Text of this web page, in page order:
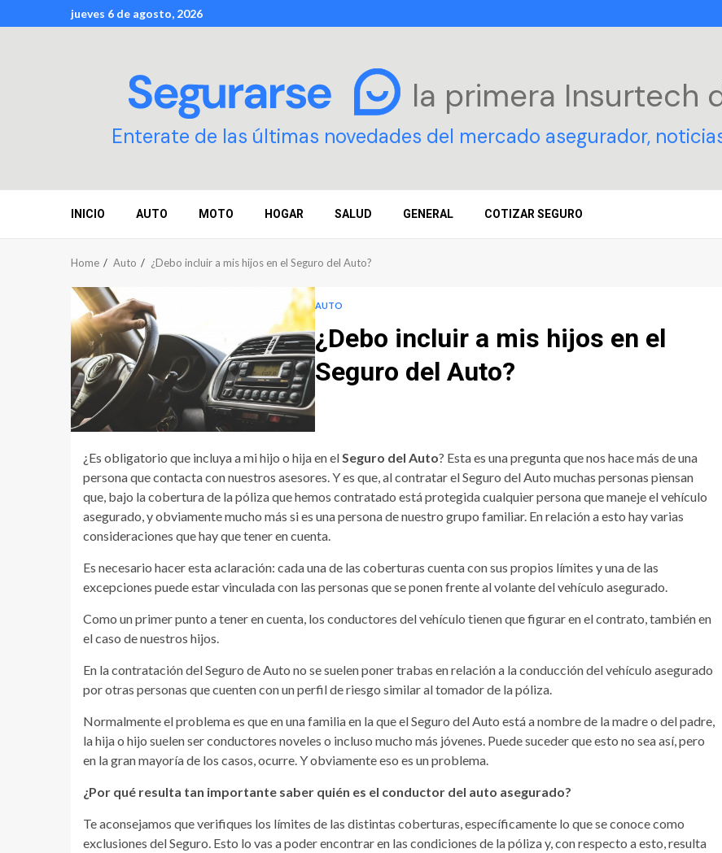
to
jueves 6 de agosto, 2026
la primera Insurtech
Enterate de las últimas novedades del mercado asegurador,
INICIO AUTO MOTO HOGAR SALUD GENERAL COTIZAR SEGURO
Home Auto ¿Debo incluir a mis hijos en el Seguro del Auto?
AUTO
¿Debo incluir a mis hijos en el
Seguro del Auto?
¿Es obligatorio que incluya a mi hijo o hija en elSeguro del Auto? Esta es una pregunta que nos hace más de una
persona que contacta con nuestros asesores. Y es que, al contratar el Seguro del Auto muchas personas piensan
que, bajo la cobertura de la póliza que hemos contratado está protegida cualquier persona que maneje el vehículo
asegurado, y obviamente mucho más si es una persona de nuestro grupo familiar. En relación a esto hay varias
consideraciones que hay que tener en cuenta.
Es necesario hacer esta aclaración: cada una de las coberturas cuenta con sus propios límites y una de las
excepciones puede estar vinculada con las personas que se ponen frente al volante del vehículo asegurado.
Como un primer punto a tener en cuenta, los conductores del vehículo tienen que figurar en el contrato, también en
el caso de nuestros hijos.
En la contratación del Seguro de Auto no se suelen poner trabas en relación a la conducción del vehículo asegurado
por otras personas que cuenten con un perfil de riesgo similar al tomador de la póliza.
Normalmente el problema es que en una familia en la que el Seguro del Auto está a nombre de la madre o del padre,
la hija o hijo suelen ser conductores noveles o incluso mucho más jóvenes. Puede suceder que esto no sea así, pero
en la gran mayoría de los casos, ocurre. Y obviamente eso es un problema.
¿Por qué resulta tan importante saber quién es el conductor del auto asegurado?
Te aconsejamos que verifiques los límites de las distintas coberturas, específicamente lo que se conoce como
exclusiones del Seguro. Esto lo vas a poder encontrar en las condiciones de la póliza y, con respecto a esto, resulta